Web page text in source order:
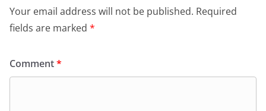
Your email address will not be published. Required
fields are marked *
Comment*